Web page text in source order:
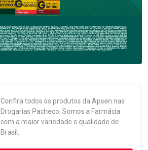
Confira todos os produtos da Apsen nas
Drogarias Pacheco. Somos a Farmácia
com a maior variedade e qualidade do
Brasil.